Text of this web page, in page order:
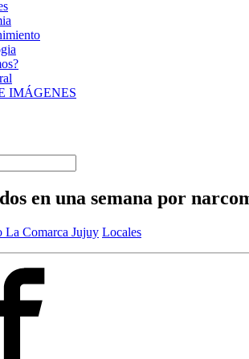
IMÁGENES
en una semana por
La Comarca Jujuy Locales